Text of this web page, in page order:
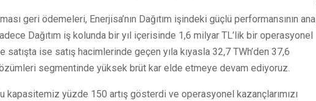
geri ödemeleri, Enerjisa’nın Dağıtım işindeki güçlü performansının ana
Dağıtım iş kolunda bir yıl içerisinde 1,6 milyar TL’lik bir operasyonel
ise satış hacimlerinde geçen yıla kıyasla 32,7 TWh’den 37,6
segmentinde yüksek brüt kar elde etmeye devam ediyoruz.
kapasitemiz yüzde 150 artış gösterdi ve operasyonel kazançlarımızı